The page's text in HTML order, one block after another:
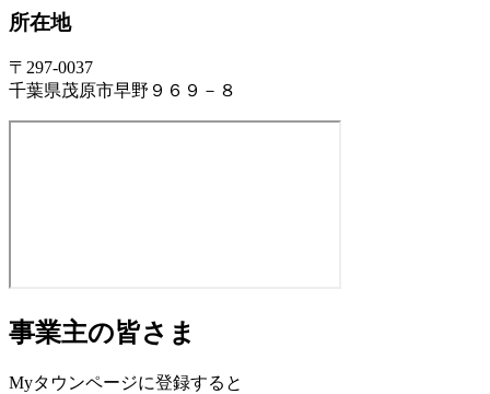
所在地
〒297-0037
千葉県茂原市早野９６９－８
事業主の皆さま
Myタウンページに登録すると